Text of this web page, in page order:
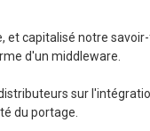
et capitalisé notre
d'un middleware.
sur
du portage.